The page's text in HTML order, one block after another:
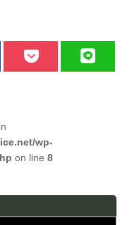
wp-
on line8